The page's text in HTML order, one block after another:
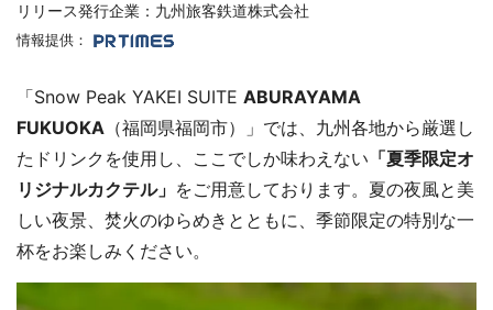
リリース発行企業：九州旅客鉄道株式会社
情報提供：
「Snow Peak YAKEI SUITE ABURAYAMA
FUKUOKA （福岡県福岡市）」では、九州各地から厳選し
たドリンクを使用し、ここでしか味わえない 「夏季限定オ
リジナルカクテル」 をご用意しております。夏の夜風と美
しい夜景、焚火のゆらめきとともに、季節限定の特別な一
杯をお楽しみください。